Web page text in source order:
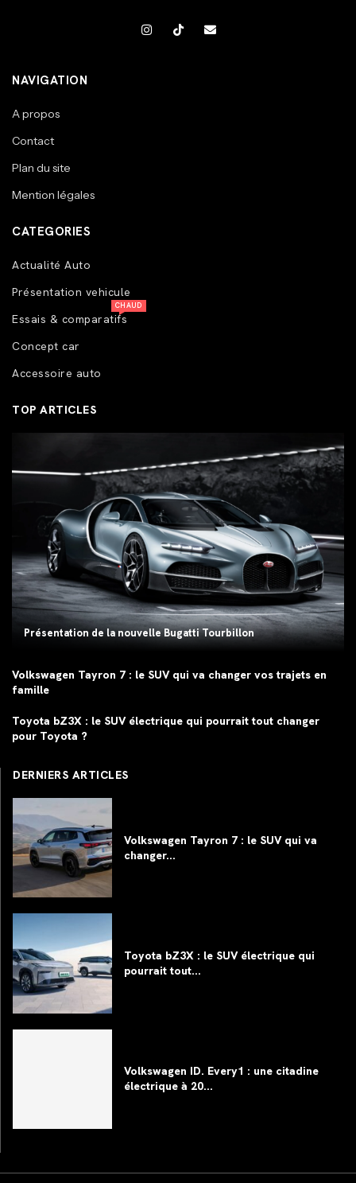
NAVIGATION
A propos
Contact
Plan du site
Mention légales
CATEGORIES
Actualité Auto
Présentation vehicule
Essais & comparatifs
CHAUD
Concept car
Accessoire auto
TOP ARTICLES
Présentation de la nouvelle Bugatti Tourbillon
Volkswagen Tayron 7 : le SUV qui va changer vos trajets en
famille
Toyota bZ3X : le SUV électrique qui pourrait tout changer
pour Toyota ?
DERNIERS ARTICLES
Volkswagen Tayron 7 : le SUV qui va
changer...
Toyota bZ3X : le SUV électrique qui
pourrait tout...
Volkswagen ID. Every1 : une citadine
électrique à 20...